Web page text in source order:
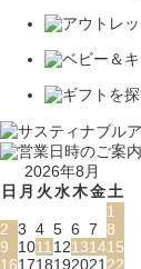
2026年8月
日 月 火水木金土
1
2 3 4 5 6 7 8
9
1011 12131415
161718192021 22